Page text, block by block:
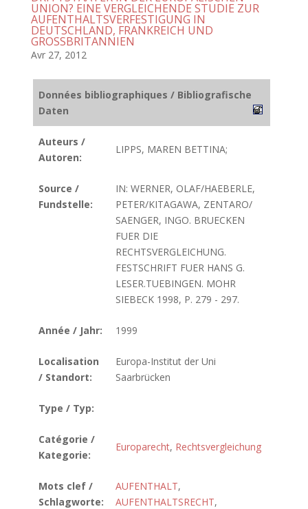
UNION? EINE VERGLEICHENDE STUDIE ZUR
AUFENTHALTSVERFESTIGUNG IN
DEUTSCHLAND, FRANKREICH UND
GROSSBRITANNIEN
Avr 27, 2012
Données bibliographiques / Bibliografische
Daten
Auteurs /
Autoren:
LIPPS, MAREN BETTINA;
Source /
Fundstelle:
IN: WERNER, OLAF/HAEBERLE,
PETER/KITAGAWA, ZENTARO/
SAENGER, INGO. BRUECKEN
FUER DIE
RECHTSVERGLEICHUNG.
FESTSCHRIFT FUER HANS G.
LESER.TUEBINGEN. MOHR
SIEBECK 1998, P. 279 - 297.
Année / Jahr: 1999
Localisation
/ Standort:
Europa-Institut der Uni
Saarbrücken
Type / Typ:
Catégorie /
Kategorie:
Europarecht, Rechtsvergleichung
Mots clef /
Schlagworte:
AUFENTHALT,
AUFENTHALTSRECHT,